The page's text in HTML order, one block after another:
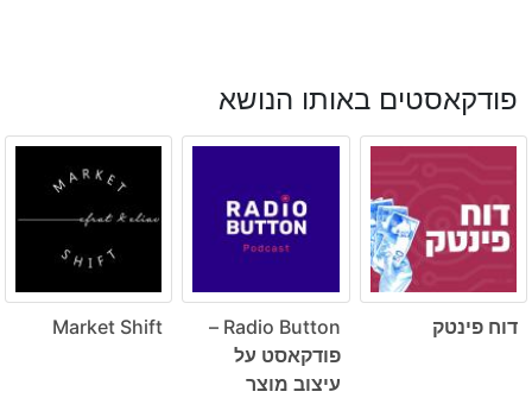
פודקאסטים באותו הנושא
דוח פינטק
Radio Button –
פודקאסט על
עיצוב מוצר
Market Shift